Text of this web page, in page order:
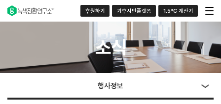
후원하기 기후시민플랫폼 1.5°C 계산기
소식
행사정보